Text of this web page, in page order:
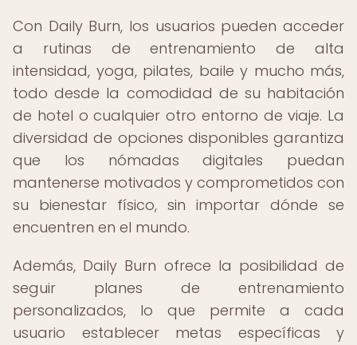
Con Daily Burn, los usuarios pueden acceder
a rutinas de entrenamiento de alta
intensidad, yoga, pilates, baile y mucho más,
todo desde la comodidad de su habitación
de hotel o cualquier otro entorno de viaje. La
diversidad de opciones disponibles garantiza
que los nómadas digitales puedan
mantenerse motivados y comprometidos con
su bienestar físico, sin importar dónde se
encuentren en el mundo.
Además, Daily Burn ofrece la posibilidad de
seguir planes de entrenamiento
personalizados, lo que permite a cada
usuario establecer metas específicas y